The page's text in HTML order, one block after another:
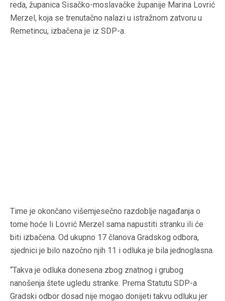
reda, županica Sisačko-moslavačke županije Marina Lovrić
Merzel, koja se trenutačno nalazi u istražnom zatvoru u
Remetincu, izbačena je iz SDP-a.
Time je okončano višemjesečno razdoblje nagađanja o
tome hoće li Lovrić Merzel sama napustiti stranku ili će
biti izbačena. Od ukupno 17 članova Gradskog odbora,
sjednici je bilo nazočno njih 11 i odluka je bila jednoglasna.
“Takva je odluka donesena zbog znatnog i grubog
nanošenja štete ugledu stranke. Prema Statutu SDP-a
Gradski odbor dosad nije mogao donijeti takvu odluku jer